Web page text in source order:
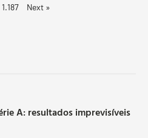
1.187 Next »
A: resultados imprevisíveis